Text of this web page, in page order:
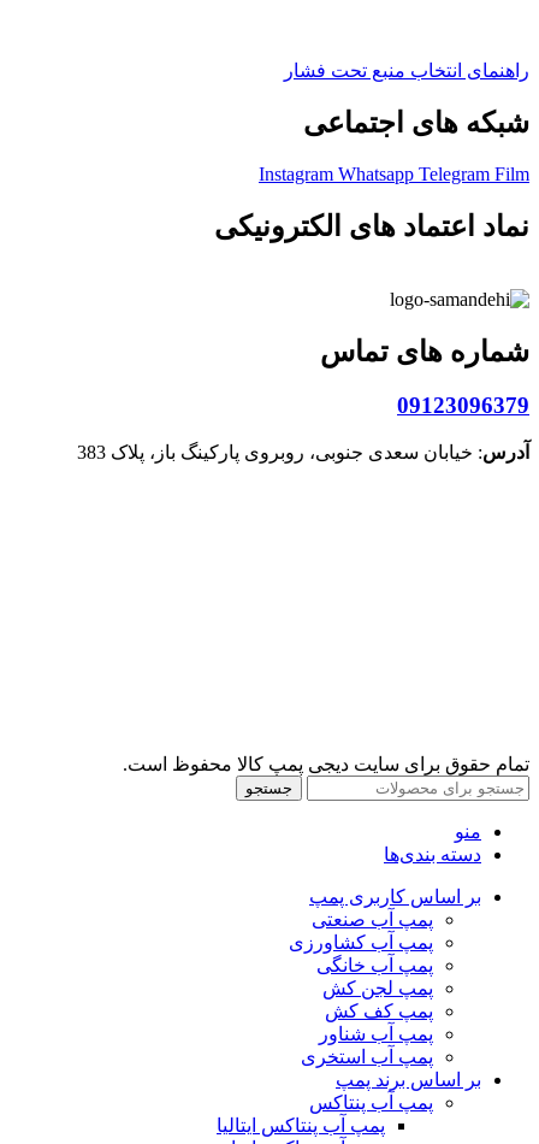
راهنمای انتخاب منبع تحت فشار
شبکه های اجتماعی
Instagram Whatsapp Telegram Film
نماد اعتماد های الکترونیکی
شماره های تماس
09123096379
آدرس: خیابان سعدی جنوبی، روبروی پارکینگ باز، پلاک 383
تمام حقوق برای سایت دیجی پمپ کالا محفوظ است.
جستجو
منو
دسته بندی‌ها
بر اساس کاربری پمپ
پمپ آب صنعتی
پمپ آب کشاورزی
پمپ آب خانگی
پمپ لجن کش
پمپ کف کش
پمپ آب شناور
پمپ آب استخری
بر اساس برند پمپ
پمپ آب پنتاکس
پمپ آب پنتاکس ایتالیا